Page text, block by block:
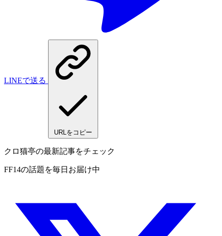
LINEで送る
URLをコピー
クロ猫亭の最新記事をチェック
FF14の話題を毎日お届け中